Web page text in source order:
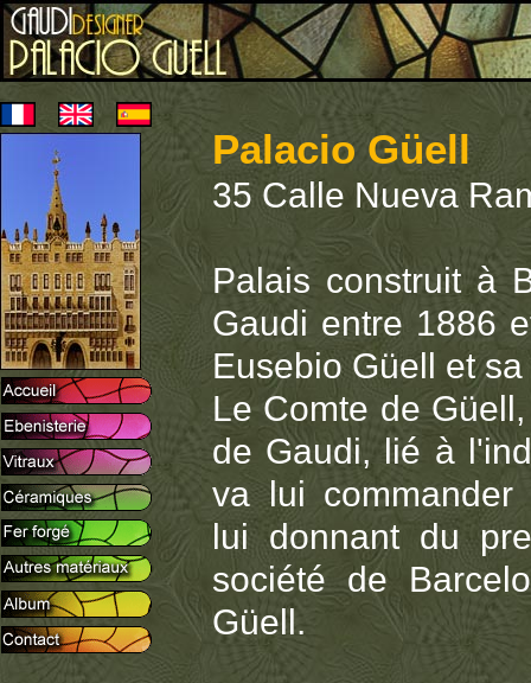
Palacio Güell
35 Calle Nueva
Palais construit à
Gaudi entre 1886
Eusebio Güell et
Le Comte de
de Gaudi, lié à
va lui commander
lui donnant du
société de
Güell.